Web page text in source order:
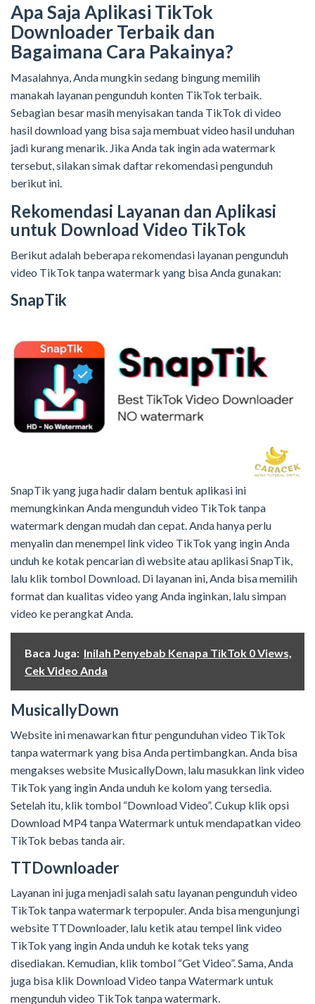
Apa Saja Aplikasi TikTok
Downloader Terbaik dan
Bagaimana Cara Pakainya?
Masalahnya, Anda mungkin sedang bingung memilih
manakah layanan pengunduh konten TikTok terbaik.
Sebagian besar masih menyisakan tanda TikTok di video
hasil download yang bisa saja membuat video hasil unduhan
jadi kurang menarik. Jika Anda tak ingin ada watermark
tersebut, silakan simak daftar rekomendasi pengunduh
berikut ini.
Rekomendasi Layanan dan Aplikasi
untuk Download Video TikTok
Berikut adalah beberapa rekomendasi layanan pengunduh
video TikTok tanpa watermark yang bisa Anda gunakan:
SnapTik
SnapTik yang juga hadir dalam bentuk aplikasi ini
memungkinkan Anda mengunduh video TikTok tanpa
watermark dengan mudah dan cepat. Anda hanya perlu
menyalin dan menempel link video TikTok yang ingin Anda
unduh ke kotak pencarian di website atau aplikasi SnapTik,
lalu klik tombol Download. Di layanan ini, Anda bisa memilih
format dan kualitas video yang Anda inginkan, lalu simpan
video ke perangkat Anda.
Baca Juga: Inilah Penyebab Kenapa TikTok 0 Views,
Cek Video Anda
MusicallyDown
Website ini menawarkan fitur pengunduhan video TikTok
tanpa watermark yang bisa Anda pertimbangkan. Anda bisa
mengakses website MusicallyDown, lalu masukkan link video
TikTok yang ingin Anda unduh ke kolom yang tersedia.
Setelah itu, klik tombol “Download Video”. Cukup klik opsi
Download MP4 tanpa Watermark untuk mendapatkan video
TikTok bebas tanda air.
TTDownloader
Layanan ini juga menjadi salah satu layanan pengunduh video
TikTok tanpa watermark terpopuler. Anda bisa mengunjungi
website TTDownloader, lalu ketik atau tempel link video
TikTok yang ingin Anda unduh ke kotak teks yang
disediakan. Kemudian, klik tombol “Get Video”. Sama, Anda
juga bisa klik Download Video tanpa Watermark untuk
mengunduh video TikTok tanpa watermark.